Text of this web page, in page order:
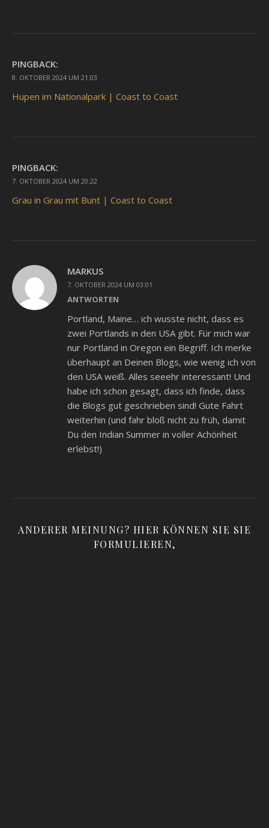
PINGBACK:
8. OKTOBER 2024 UM 21:03
Hupen im Nationalpark | Coast to Coast
PINGBACK:
7. OKTOBER 2024 UM 20:22
Grau in Grau mit Bunt | Coast to Coast
MARKUS
7. OKTOBER 2024 UM 03:01
ANTWORTEN
Portland, Maine… ich wusste nicht, dass es
zwei Portlands in den USA gibt. Für mich war
nur Portland in Oregon ein Begriff. Ich merke
überhaupt an Deinen Blogs, wie wenig ich von
den USA weiß. Alles seeehr interessant! Und
habe ich schon gesagt, dass ich finde, dass
die Blogs gut geschrieben sind! Gute Fahrt
weiterhin (und fahr bloß nicht zu früh, damit
Du den Indian Summer in voller Achönheit
erlebst!)
ANDERER MEINUNG? HIER KÖNNEN SIE SIE
FORMULIEREN,